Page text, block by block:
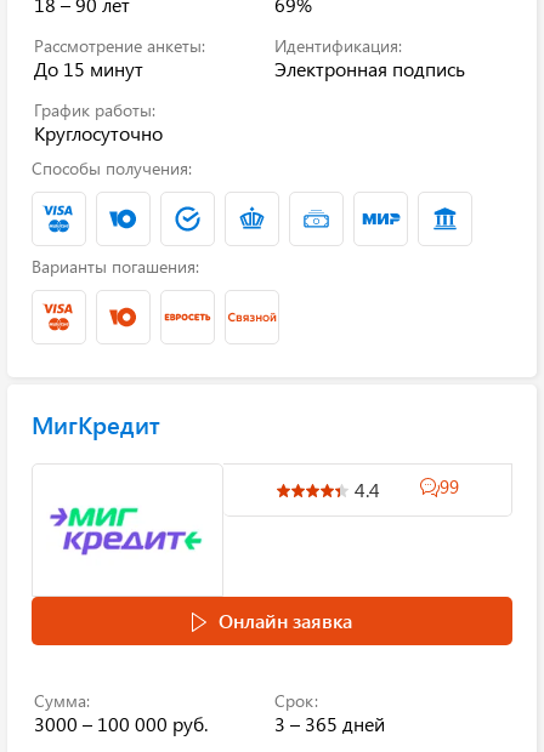
Рассмотрение анкеты:
До 15 минут
Идентификация:
Электронная подпись
График работы:
Круглосуточно
Способы получения:
Варианты погашения:
МигКредит
4.4 99
Онлайн заявка
Сумма:
3000 – 100 000 руб.
Срок:
3 – 365 дней